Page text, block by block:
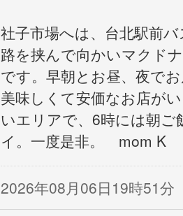
社子市場へは、台北駅前
路を挟んで向かいマクド
です。早朝とお昼、夜で
美味しくて安価なお店が
いエリアで、6時には朝
イ。一度是非。 mom K
2026年08月06日19時51分